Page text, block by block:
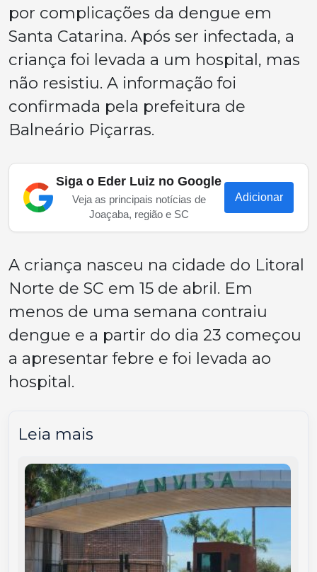
por complicações da dengue em
Santa Catarina. Após ser infectada, a
criança foi levada a um hospital, mas
não resistiu. A informação foi
confirmada pela prefeitura de
Balneário Piçarras.
Siga o Eder Luiz no Google
Veja as principais notícias de
Joaçaba, região e SC
Adicionar
A criança nasceu na cidade do Litoral
Norte de SC em 15 de abril. Em
menos de uma semana contraiu
dengue e a partir do dia 23 começou
a apresentar febre e foi levada ao
hospital.
Leia mais